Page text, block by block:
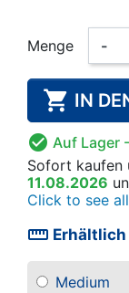
Menge -
 IN
 Auf Lager
Sofort kaufen
11.08.2026
Click to see
straighten Erhältlich
Medium